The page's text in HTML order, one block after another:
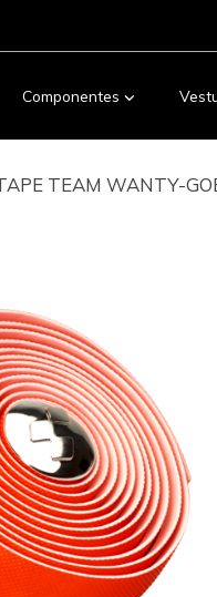
Componentes
TEAM WANTY-